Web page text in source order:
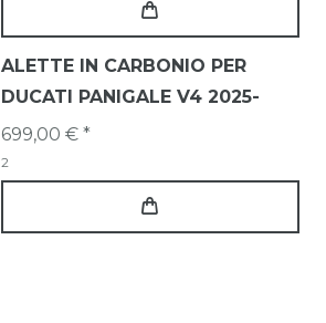
ALETTE IN CARBONIO PER
DUCATI PANIGALE V4 2025-
699,00 € *
2